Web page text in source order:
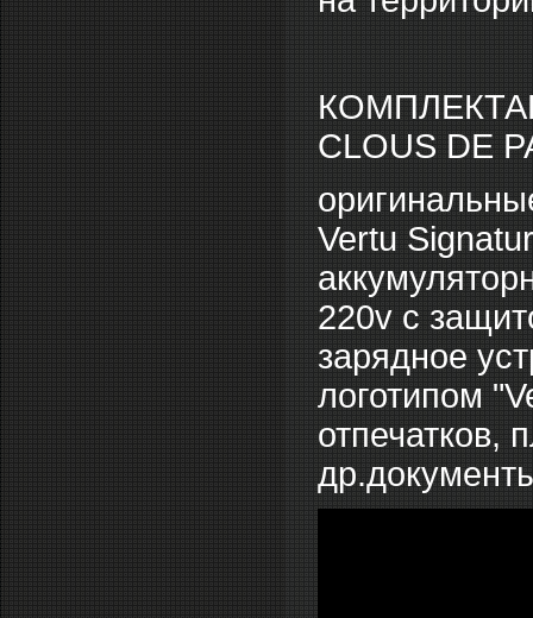
CLOUS DE
Vertu
220v c
зарядное
логотипом
отпечатков,